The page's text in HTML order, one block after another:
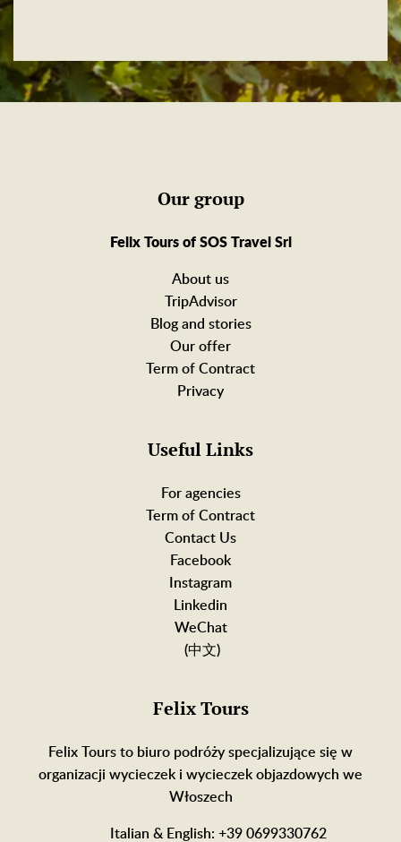
Our group
Felix Tours of SOS Travel Srl
About us
TripAdvisor
Blog and stories
Our offer
Term of Contract
Privacy
Useful Links
For agencies
Term of Contract
Contact Us
Facebook
Instagram
Linkedin
WeChat
(中文)
Felix Tours
Felix Tours to biuro podróży specjalizujące się w
organizacji wycieczek i wycieczek objazdowych we
Włoszech
Italian & English: +39 0699330762